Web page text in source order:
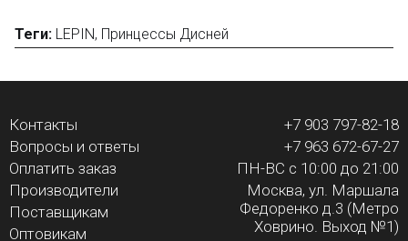
Теги: LEPIN, Принцессы Дисней
Контакты
Вопросы и ответы
Оплатить заказ
Производители
Поставщикам
Оптовикам
+7 903 797-82-18
+7 963 672-67-27
ПН-ВС с 10:00 до 21:00
Москва, ул. Маршала
Федоренко д.3 (Метро
Ховрино. Выход №1)